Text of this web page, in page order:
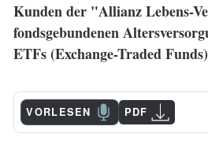
Kunden der "Allianz Lebens-
fondsgebundenen
ETFs (Exchange-Traded
VORLESEN PDF